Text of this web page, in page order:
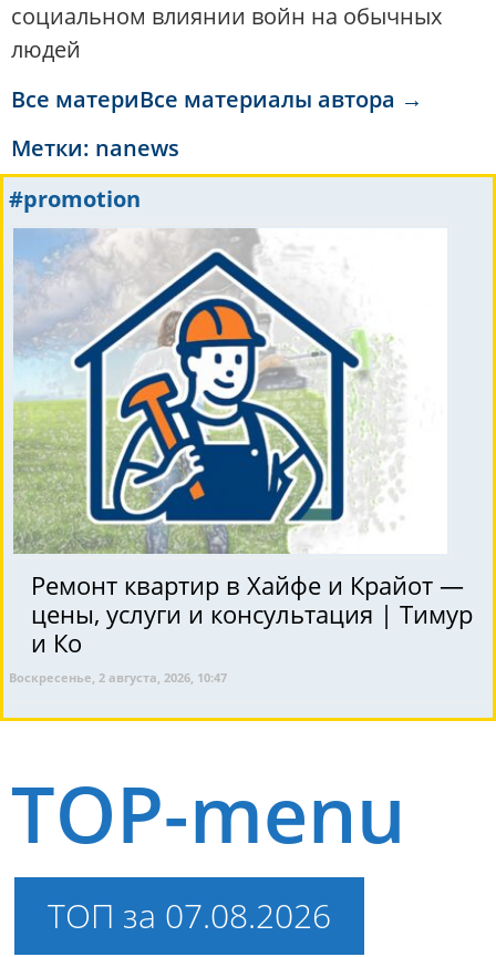
социальном влиянии войн на обычных
людей
Все материВсе материалы автора →
Метки: nanews
#promotion
Ремонт квартир в Хайфе и Крайот —
цены, услуги и консультация | Тимур
и Ко
Воскресенье, 2 августа, 2026, 10:47
TOP-menu
ТОП за 07.08.2026